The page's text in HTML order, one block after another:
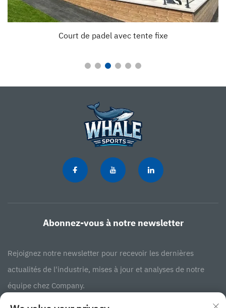
Court de padel avec tente fixe
Abonnez-vous à notre newsletter
Rejoignez notre newsletter pour recevoir les dernières
actualités de l'industrie, mises à jour et analyses de notre
équipe chez Company.